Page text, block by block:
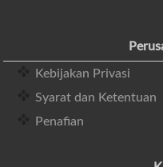
Kebijakan Privasi
Syarat dan Ketentuan
Penafian